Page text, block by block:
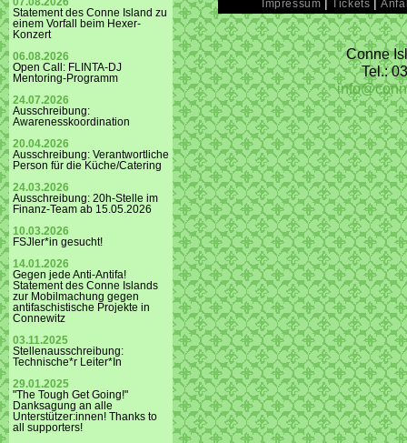
Statement des Conne Island zu
einem Vorfall beim Hexer-
Konzert
06.08.2026
Open Call: FLINTA-DJ
Mentoring-Programm
24.07.2026
Ausschreibung:
Awarenesskoordination
20.04.2026
Ausschreibung: Verantwortliche
Person für die Küche/Catering
24.03.2026
Ausschreibung: 20h-Stelle im
Finanz-Team ab 15.05.2026
10.03.2026
FSJler*in gesucht!
14.01.2026
Gegen jede Anti-Antifa!
Statement des Conne Islands
zur Mobilmachung gegen
antifaschistische Projekte in
Connewitz
03.11.2025
Stellenausschreibung:
Technische*r Leiter*In
29.01.2025
"The Tough Get Going!"
Danksagung an alle
Unterstützer:innen! Thanks to
all supporters!
Impressum Tickets
Conne
Tel.: